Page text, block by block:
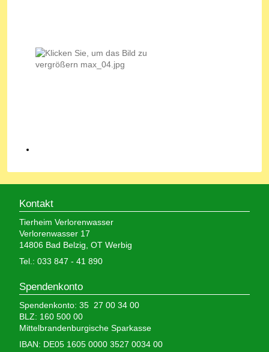
Kontakt
Tierheim Verlorenwasser
Verlorenwasser 17
14806 Bad Belzig, OT Werbig
Tel.: 033 847 - 41 890
Spendenkonto
Spendenkonto: 35 27 00 34 00
BLZ: 160 500 00
Mittelbrandenburgische Sparkasse
IBAN: DE05 1605 0000 3527 0034 00